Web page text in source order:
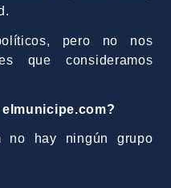
pero no nos
que consideramos
no hay ningún grupo